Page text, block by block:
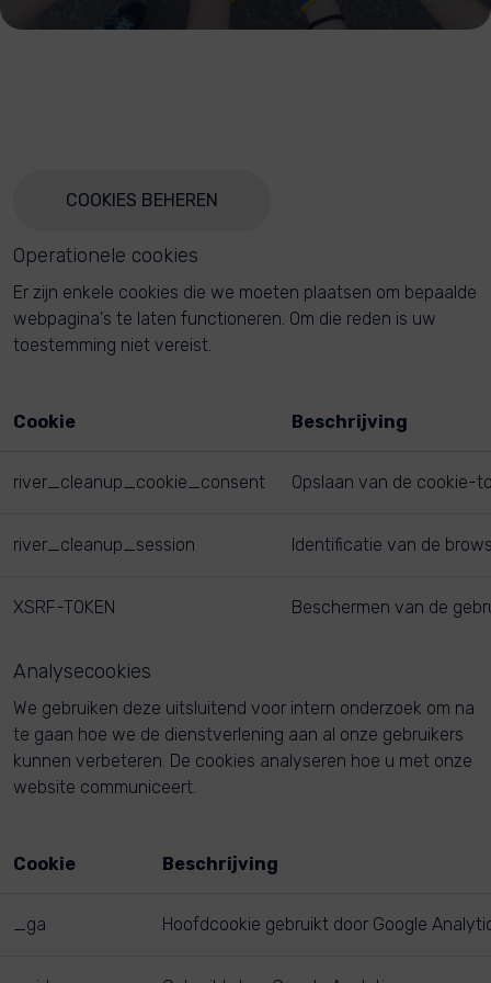
COOKIES BEHEREN
Operationele cookies
Er zijn enkele cookies die we moeten plaatsen om bepaalde
webpagina's te laten functioneren. Om die reden is uw
toestemming niet vereist.
Cookie Beschrijving
river_cleanup_cookie_consent Opslaan van de cookie-
river_cleanup_session Identificatie van de
XSRF-TOKEN Beschermen van de
Analysecookies
We gebruiken deze uitsluitend voor intern onderzoek om na
te gaan hoe we de dienstverlening aan al onze gebruikers
kunnen verbeteren. De cookies analyseren hoe u met onze
website communiceert.
Cookie Beschrijving
_ga Hoofdcookie gebruikt door Google